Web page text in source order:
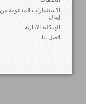
الاستثمارات المدعومة من
إيدال
الهيكلية الادارية
اتصل بنا